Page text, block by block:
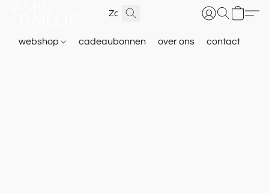
webshop cadeaubonnen over ons contact